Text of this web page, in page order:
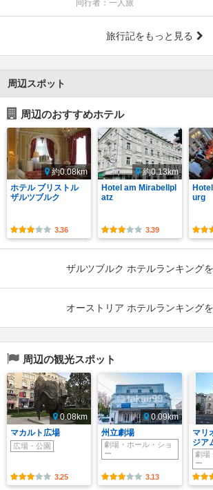
同行者：一人旅
旅行記をもっと見る
周辺スポット
周辺のおすすめホテル
約0.08km
ホテル ブリストル
ザルツブルク
3.36
約0.13km
Hotel am Mirabellpl
atz
3.39
urg
ザルツブルク ホテルランキング
オーストリア ホテルランキング
周辺の観光スポット
0.08km
マカルト広場
広場・公園
3.25
0.09km
州立劇場
劇場・ホール・ショ
ー
3.13
マリ
ジア
劇場
ー